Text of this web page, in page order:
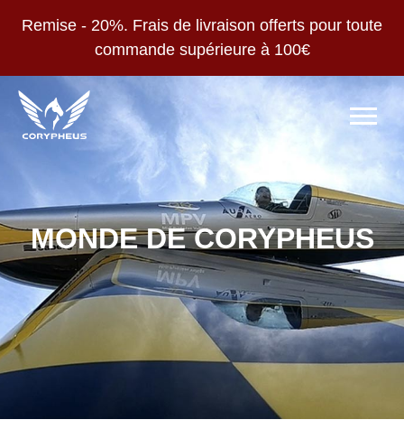
Remise - 20%. Frais de livraison offerts pour toute
commande supérieure à 100€
MONDE DE CORYPHEUS